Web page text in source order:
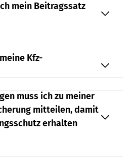
mein Beitragssatz
Kfz-
muss ich zu meiner
mitteilen, damit
erhalten